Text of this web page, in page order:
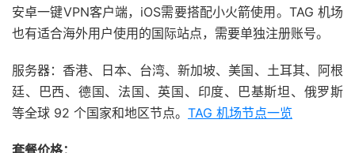
安卓一键VPN客户端，iOS需要搭配小火箭使用。TAG 机场
也有适合海外用户使用的国际站点，需要单独注册账号。
服务器：香港、日本、台湾、新加坡、美国、土耳其、阿根
廷、巴西、德国、法国、英国、印度、巴基斯坦、俄罗斯
等全球 92 个国家和地区节点。 TAG 机场节点一览